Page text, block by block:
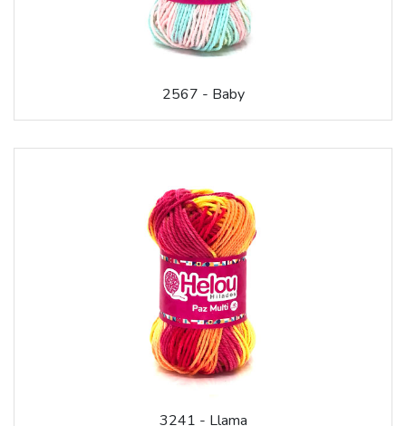
2567 - Baby
3241 - Llama